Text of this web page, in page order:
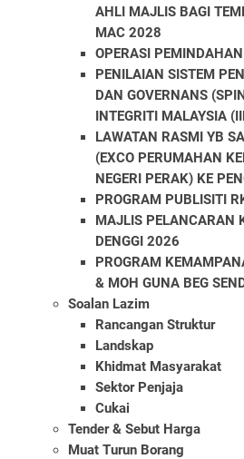
AHLI MAJLIS BAGI
MAC 2028
OPERASI
PENILAIAN SISTEM
DAN GOVERNANS
INTEGRITI MALAYSIA
LAWATAN RASMI YB
(EXCO PERUMAHAN
NEGERI PERAK) KE
PROGRAM PUBLISITI
MAJLIS PELANCARAN
DENGGI 2026
PROGRAM
& MOH GUNA BEG
Soalan Lazim
Rancangan Struktur
Landskap
Khidmat Masyarakat
Sektor Penjaja
Cukai
Tender & Sebut Harga
Muat Turun Borang